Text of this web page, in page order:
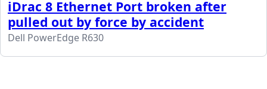
iDrac 8 Ethernet Port broken after
pulled out by force by accident
Dell PowerEdge R630